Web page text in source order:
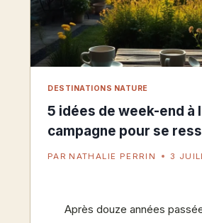
DESTINATIONS NATURE
5 idées de week-end à
campagne pour se
PAR NATHALIE PERRIN 3
Après douze années